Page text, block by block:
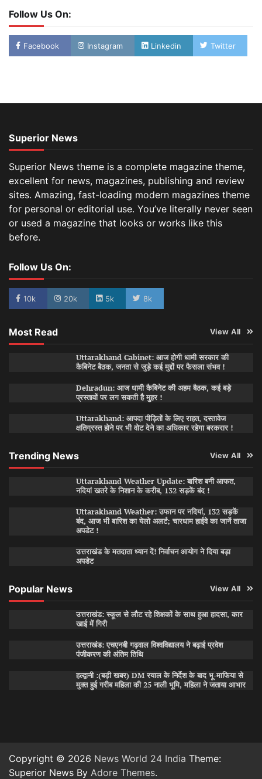
Follow Us On:
Facebook Instagram Linkedin Twitter
Superior News
Superior News theme is a complete magazine theme,
excellent for news, magazines, publishing and review
sites. Amazing, fast-loading modern magazines theme
for personal or editorial use. You’ve literally never seen
or used a magazine that looks or works like this
before.
Follow Us On:
10k 20k 5k 8k
Most Read View All
Uttarakhand Cabinet: आज होगी धामी सरकार की
कैबिनेट बैठक, जनता से जुड़े कई मुद्दों पर फैसला संभव !
Dehradun: आज धामी कैबिनेट की अहम बैठक, कई बड़े
प्रस्तावों पर लग सकती है मुहर !
Uttarakhand: आपदा पीड़ितों के लिए राहत, दस्तावेज
क्षतिग्रस्त होने पर भी वोट देने का अधिकार रहेगा बरकरार !
Trending News View All
Uttarakhand Weather Update: बारिश बनी आफत,
नदियां खतरे के निशान के करीब, 132 सड़कें बंद !
Uttarakhand Weather: उफान पर नदियां, 132 सड़कें
बंद, आज भी बारिश का येलो अलर्ट; चारधाम हाईवे का जानें ताजा
अपडेट !
उत्तराखंड के मतदाता ध्यान दें! निर्वाचन आयोग ने दिया बड़ा
अपडेट
Popular News View All
उत्तराखंड: स्कूल से लौट रहे शिक्षकों के साथ हुआ हादसा, कार
खाई में गिरी
उत्तराखंड: एचएनबी गढ़वाल विश्वविद्यालय ने बढ़ाई प्रवेश
पंजीकरण की अंतिम तिथि
हल्द्वानी :(बड़ी खबर) DM रयाल के निर्देश के बाद भू-माफिया से
मुक्त हुई गरीब महिला की 25 नाली भूमि, महिला ने जताया आभार
Copyright © 2026 News World 24 India Theme:
Superior News By Adore Themes.